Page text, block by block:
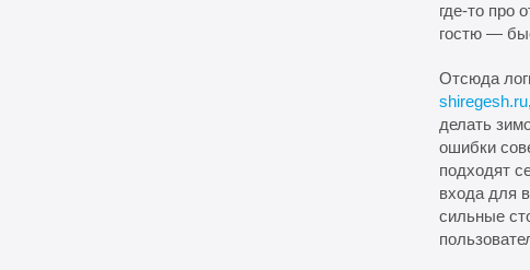
где-то про
гостю —
Отсюда
shiregesh.ru
делать
ошибки
подходят
входа для
сильные